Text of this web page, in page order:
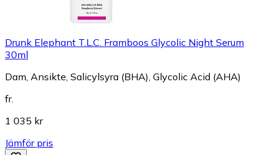
Drunk Elephant T.L.C. Framboos Glycolic Night Serum
30ml
Dam, Ansikte, Salicylsyra (BHA), Glycolic Acid (AHA)
fr.
1 035 kr
Jämför pris